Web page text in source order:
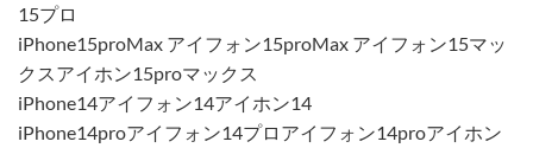
15プロ
iPhone15proMax アイフォン15proMax アイフォン15マッ
クスアイホン15proマックス
iPhone14アイフォン14アイホン14
iPhone14proアイフォン14プロアイフォン14proアイホン